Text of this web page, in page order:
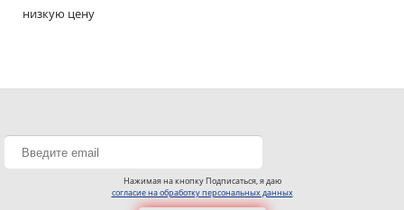
низкую цену
Нажимая на кнопку Подписаться, я даю
согласие на обработку персональных данных